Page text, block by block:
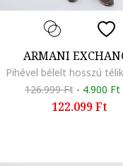
ARMANI
126.999 Ft - 4.900 Ft
122.099 Ft